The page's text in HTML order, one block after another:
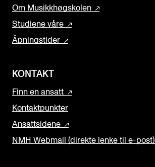
Om Musikkhøgskolen
Studiene våre
Åpningstider
KONTAKT
Finn en ansatt
Kontaktpunkter
Ansattsidene
NMH Webmail (direkte lenke til e-post)